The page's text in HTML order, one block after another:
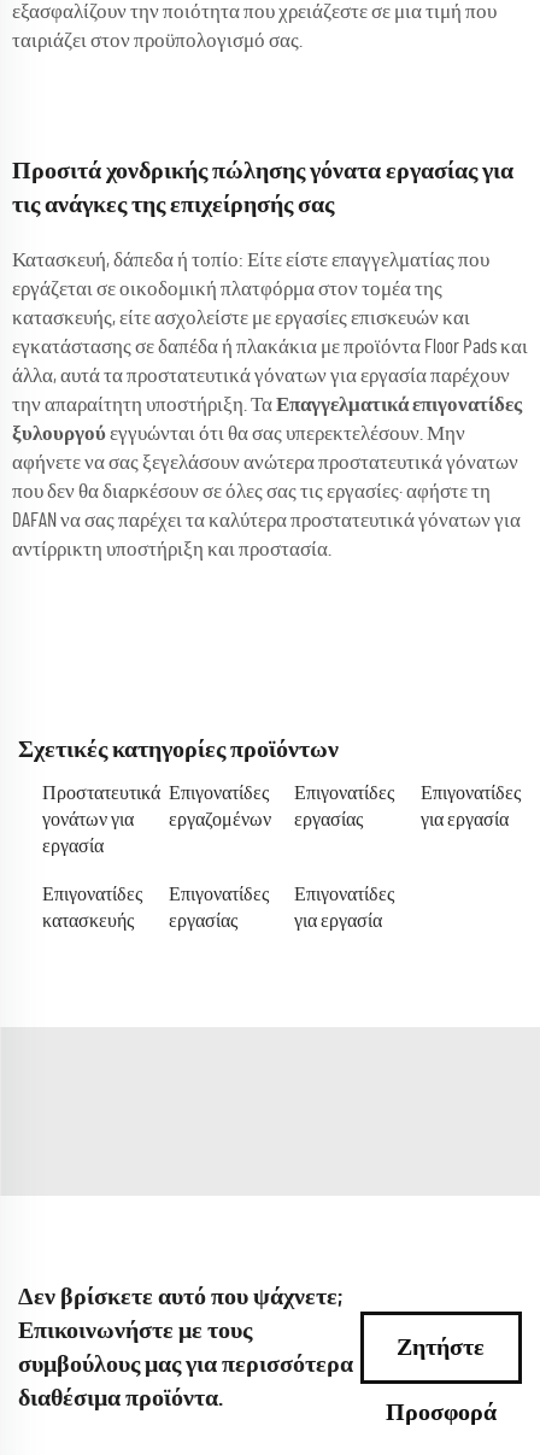
εξασφαλίζουν την ποιότητα που χρειάζεστε σε μια τιμή που
ταιριάζει στον προϋπολογισμό σας.
Προσιτά χονδρικής πώλησης γόνατα εργασίας για
τις ανάγκες της επιχείρησής σας
Κατασκευή, δάπεδα ή τοπίο: Είτε είστε επαγγελματίας που
εργάζεται σε οικοδομική πλατφόρμα στον τομέα της
κατασκευής, είτε ασχολείστε με εργασίες επισκευών και
εγκατάστασης σε δαπέδα ή πλακάκια με προϊόντα Floor Pads και
άλλα, αυτά τα προστατευτικά γόνατων για εργασία παρέχουν
την απαραίτητη υποστήριξη. ΤαΕπαγγελματικά επιγονατίδες
ξυλουργούεγγυώνται ότι θα σας υπερεκτελέσουν. Μην
αφήνετε να σας ξεγελάσουν ανώτερα προστατευτικά γόνατων
που δεν θα διαρκέσουν σε όλες σας τις εργασίες· αφήστε τη
DAFAN να σας παρέχει τα καλύτερα προστατευτικά γόνατων για
αντίρρικτη υποστήριξη και προστασία.
Σχετικές κατηγορίες προϊόντων
Προστατευτικά
γονάτων για
εργασία
Επιγονατίδες
εργαζομένων
Επιγονατίδες
εργασίας
Επιγονατίδες
για εργασία
Επιγονατίδες
κατασκευής
Επιγονατίδες
εργασίας
Επιγονατίδες
για εργασία
Δεν βρίσκετε αυτό που ψάχνετε;
Επικοινωνήστε με τους
συμβούλους μας για περισσότερα
διαθέσιμα προϊόντα.
Ζητήστε
Προσφορά